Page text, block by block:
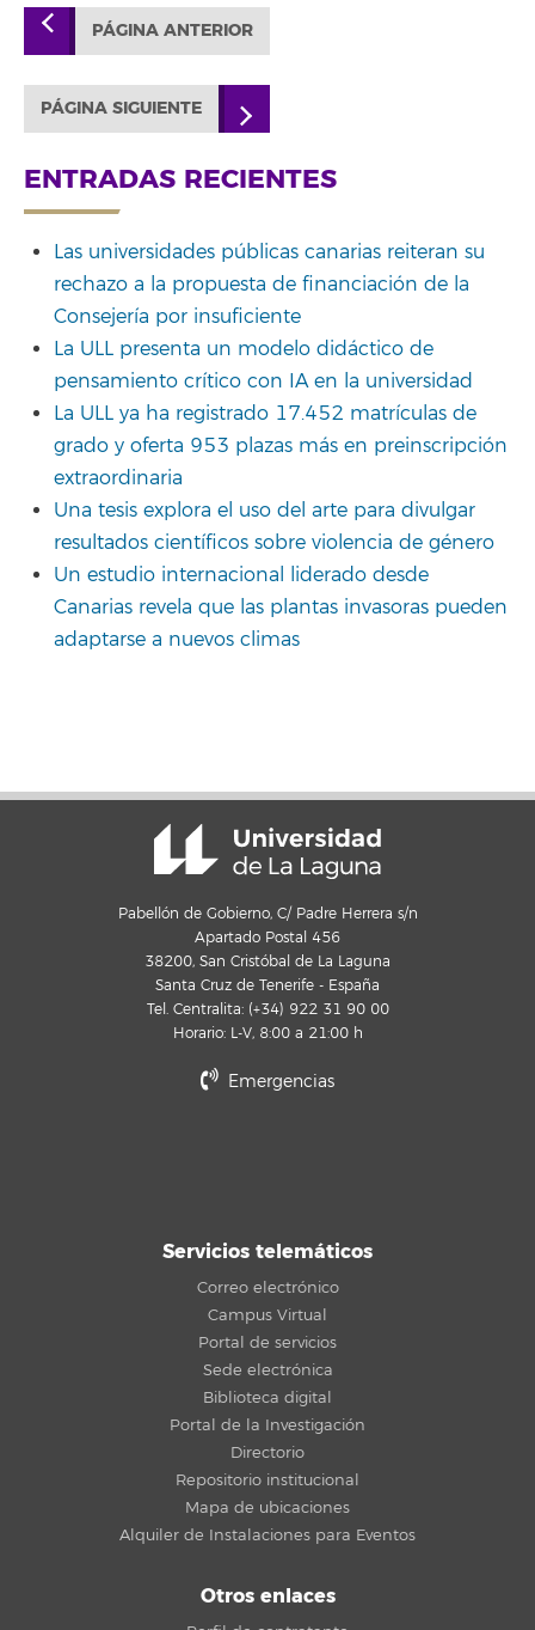
PÁGINA ANTERIOR
PÁGINA SIGUIENTE
ENTRADAS RECIENTES
Las universidades públicas canarias reiteran su
rechazo a la propuesta de financiación de la
Consejería por insuficiente
La ULL presenta un modelo didáctico de
pensamiento crítico con IA en la universidad
La ULL ya ha registrado 17.452 matrículas de
grado y oferta 953 plazas más en preinscripción
extraordinaria
Una tesis explora el uso del arte para divulgar
resultados científicos sobre violencia de género
Un estudio internacional liderado desde
Canarias revela que las plantas invasoras pueden
adaptarse a nuevos climas
Pabellón de Gobierno, C/ Padre Herrera s/n
Apartado Postal 456
38200, San Cristóbal de La Laguna
Santa Cruz de Tenerife - España
Tel. Centralita: (+34) 922 31 90 00
Horario: L-V, 8:00 a 21:00 h
Emergencias
Servicios telemáticos
Correo electrónico
Campus Virtual
Portal de servicios
Sede electrónica
Biblioteca digital
Portal de la Investigación
Directorio
Repositorio institucional
Mapa de ubicaciones
Alquiler de Instalaciones para Eventos
Otros enlaces